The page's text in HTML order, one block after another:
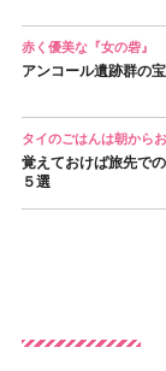
赤く優美な『女の砦』
アンコール遺跡群の
タイのごはんは朝から
覚えておけば旅先で
５選